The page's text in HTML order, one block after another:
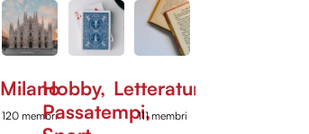
Milano
120 membri
Hobby,
Passatempi,
Letteratura
111 membri